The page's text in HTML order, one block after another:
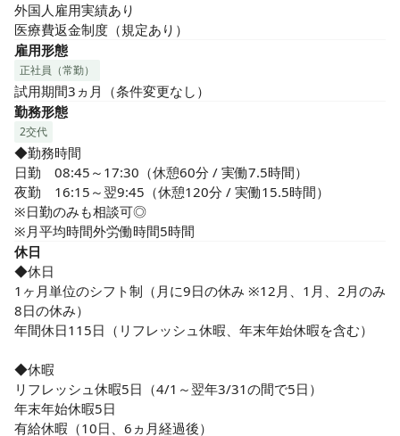
外国人雇用実績あり
医療費返金制度（規定あり）
雇用形態
正社員（常勤）
試用期間3ヵ月（条件変更なし）
勤務形態
2交代
◆勤務時間
日勤　08:45～17:30（休憩60分 / 実働7.5時間）
夜勤　16:15～翌9:45（休憩120分 / 実働15.5時間）
※日勤のみも相談可◎
※月平均時間外労働時間5時間
休日
◆休日
1ヶ月単位のシフト制（月に9日の休み ※12月、1月、2月のみ
8日の休み）
年間休日115日（リフレッシュ休暇、年末年始休暇を含む）
◆休暇
リフレッシュ休暇5日（4/1～翌年3/31の間で5日）
年末年始休暇5日
有給休暇（10日、6ヵ月経過後）